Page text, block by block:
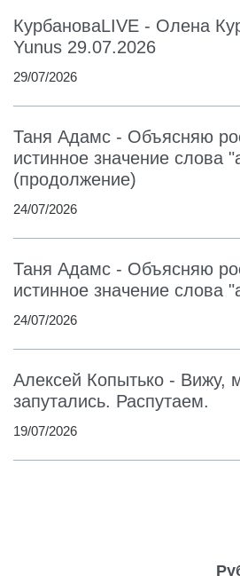
КурбановаLIVE - Олена
Yunus 29.07.2026
29/07/2026
Таня Адамс - Объясняю
истинное значение слова
(продолжение)
24/07/2026
Таня Адамс - Объясняю
истинное значение слова
24/07/2026
Алексей Копытько - Вижу,
запутались. Распутаем.
19/07/2026